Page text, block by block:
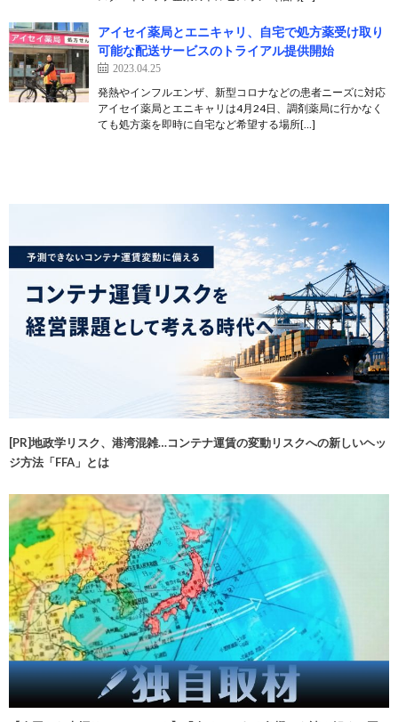
アイセイ薬局とエニキャリ、自宅で処方薬受け取り
可能な配送サービスのトライアル提供開始
2023.04.25
発熱やインフルエンザ、新型コロナなどの患者ニーズに対応
アイセイ薬局とエニキャリは4月24日、調剤薬局に行かなく
ても処方薬を即時に自宅など希望する場所[…]
[PR]地政学リスク、港湾混雑…コンテナ運賃の変動リスクへの新しいヘッ
ジ方法「FFA」とは